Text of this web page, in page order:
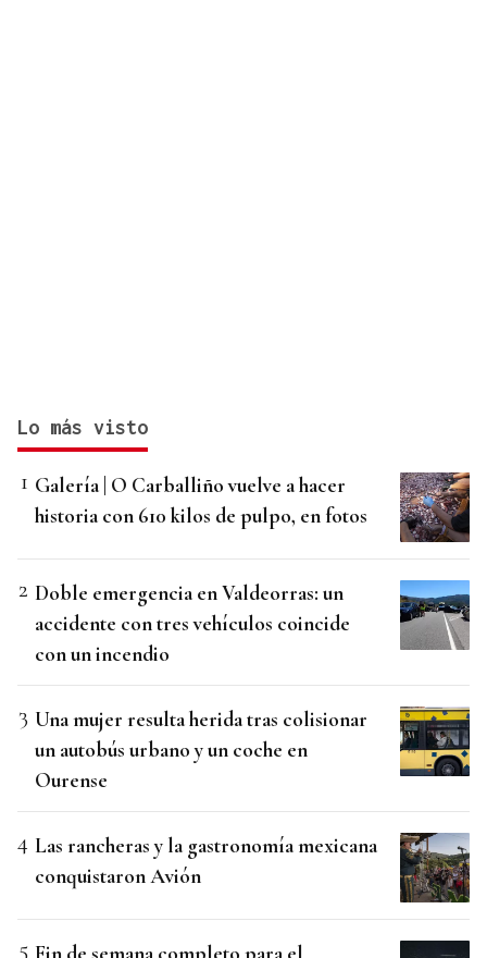
Lo más visto
Galería | O Carballiño vuelve a hacer
historia con 610 kilos de pulpo, en fotos
Doble emergencia en Valdeorras: un
accidente con tres vehículos coincide
con un incendio
Una mujer resulta herida tras colisionar
un autobús urbano y un coche en
Ourense
Las rancheras y la gastronomía mexicana
conquistaron Avión